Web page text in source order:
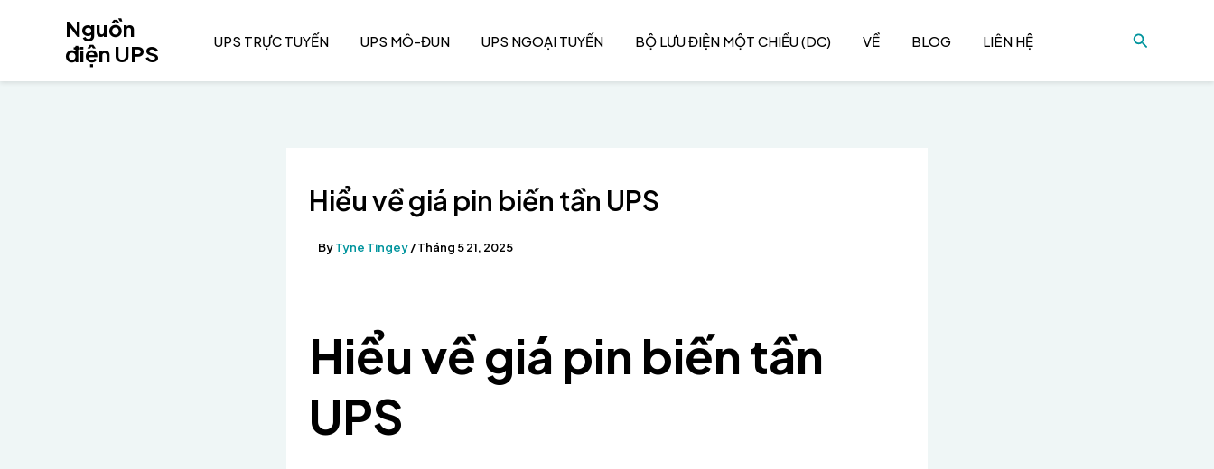
dung
Nguồn
điện UPS
UPS TRỰC TUYẾN UPS MÔ-ĐUN UPS NGOẠI TUYẾN BỘ LƯU ĐIỆN MỘT CHIỀU (DC) VỀ BLOG LIÊN HỆ
Tìm
Hiểu về giá pin biến tần UPS
ByTyne Tingey/Tháng 5 21, 2025
Hiểu về giá pin biến tần
UPS